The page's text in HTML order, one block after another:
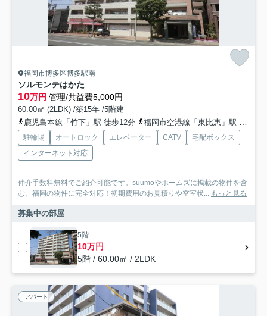
福岡市博多区博多駅南
ソルモンテはかた
10万円 管理/共益費5,000円
60.00㎡ (2LDK) /築15年 /5階建
鹿児島本線「竹下」駅 徒歩12分
福岡市空港線「東比恵」駅 徒歩27分
駐輪場 オートロック エレベーター CATV
宅配ボックス
インターネット対応
仲介手数料無料でご紹介可能です。suumoやホームズに掲載の物件を含
む、福岡の物件に完全対応！初期費用のお見積りや空室状... もっと見る
募集中の部屋
5階
10万円
5階 / 60.00㎡ / 2LDK
アパート